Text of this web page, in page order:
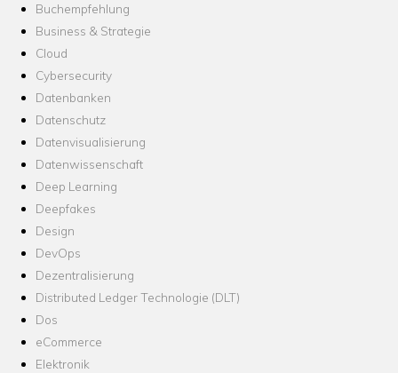
Buchempfehlung
Business & Strategie
Cloud
Cybersecurity
Datenbanken
Datenschutz
Datenvisualisierung
Datenwissenschaft
Deep Learning
Deepfakes
Design
DevOps
Dezentralisierung
Distributed Ledger Technologie (DLT)
Dos
eCommerce
Elektronik